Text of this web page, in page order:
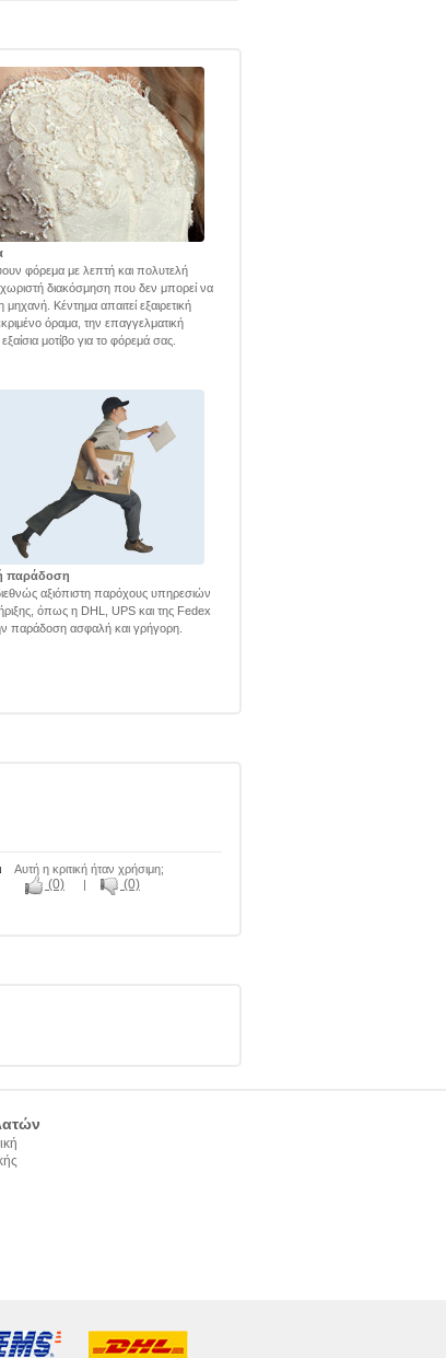
φόρεμα με λεπτή και πολυτελή
διακόσμηση που δεν μπορεί να
μηχανή. Κέντημα απαιτεί εξαιρετική
όραμα, την επαγγελματική
μοτίβο για το φόρεμά σας.
παράδοση
αξιόπιστη παρόχους υπηρεσιών
όπως η DHL, UPS και της Fedex
παράδοση ασφαλή και γρήγορη.
Αυτή η κριτική ήταν χρήσιμη;
(0) (0)